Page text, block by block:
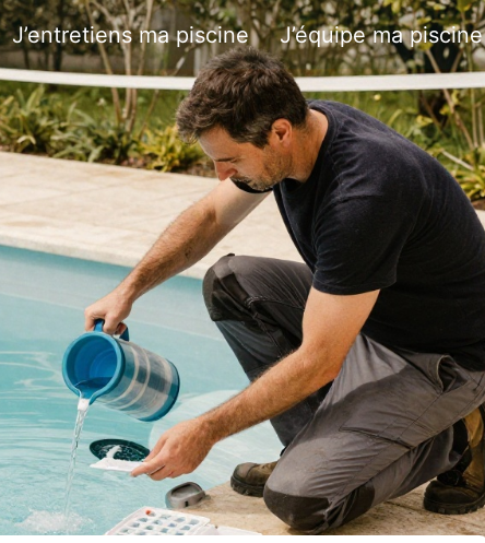
J’entretiens ma piscine J’équipe ma piscine